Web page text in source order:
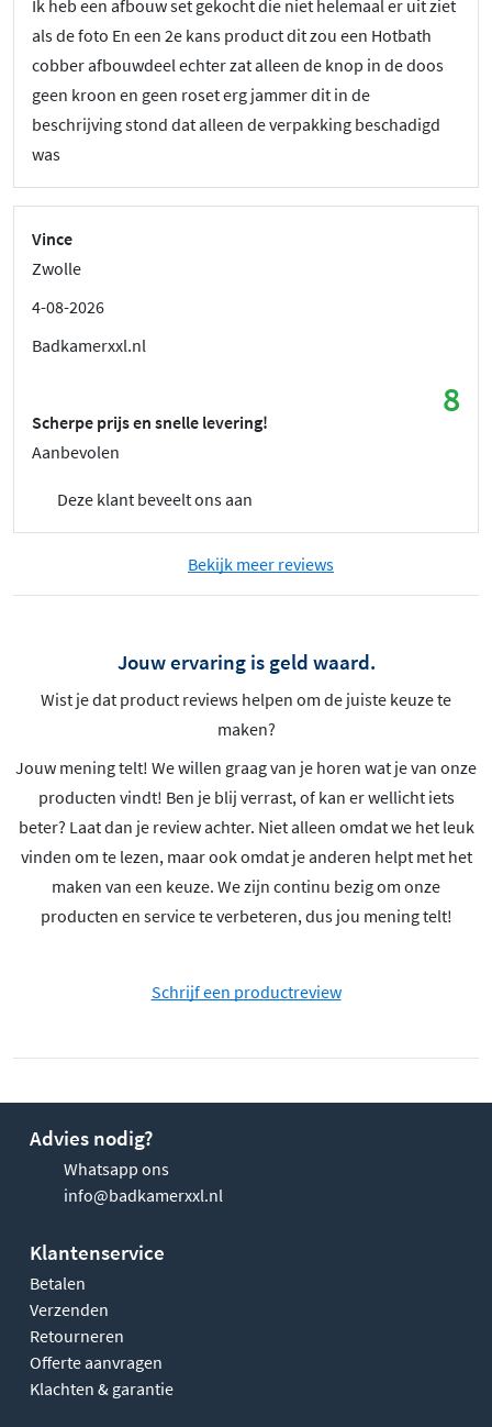
Ik heb een afbouw set gekocht die niet helemaal er uit ziet
als de foto En een 2e kans product dit zou een Hotbath
cobber afbouwdeel echter zat alleen de knop in de doos
geen kroon en geen roset erg jammer dit in de
beschrijving stond dat alleen de verpakking beschadigd
was
Vince
Zwolle
4-08-2026
Badkamerxxl.nl
8
Scherpe prijs en snelle levering!
Aanbevolen
Deze klant beveelt ons aan
Bekijk meer reviews
Jouw ervaring is geld waard.
Wist je dat product reviews helpen om de juiste keuze te
maken?
Jouw mening telt! We willen graag van je horen wat je van onze
producten vindt! Ben je blij verrast, of kan er wellicht iets
beter? Laat dan je review achter. Niet alleen omdat we het leuk
vinden om te lezen, maar ook omdat je anderen helpt met het
maken van een keuze. We zijn continu bezig om onze
producten en service te verbeteren, dus jou mening telt!
Schrijf een productreview
Advies nodig?
Whatsapp ons
info@badkamerxxl.nl
Klantenservice
Betalen
Verzenden
Retourneren
Offerte aanvragen
Klachten & garantie